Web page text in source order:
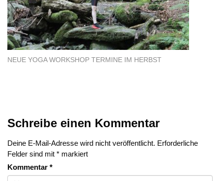
NEUE YOGA WORKSHOP TERMINE IM HERBST
Schreibe einen Kommentar
Deine E-Mail-Adresse wird nicht veröffentlicht. Erforderliche
Felder sind mit * markiert
Kommentar *